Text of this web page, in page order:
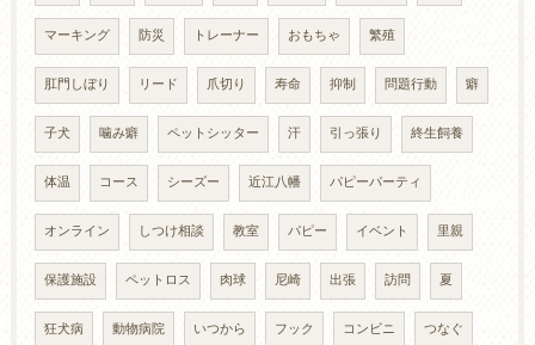
マーキング 防災 トレーナー おもちゃ 繁殖
肛門しぼり リード 爪切り 寿命 抑制 問題行動 癖
子犬 噛み癖 ペットシッター 汗 引っ張り 終生飼養
体温 コース シーズー 近江八幡 パピーパーティ
オンライン しつけ相談 教室 パピー イベント 里親
保護施設 ペットロス 肉球 尼崎 出張 訪問 夏
狂犬病 動物病院 いつから フック コンビニ つなぐ